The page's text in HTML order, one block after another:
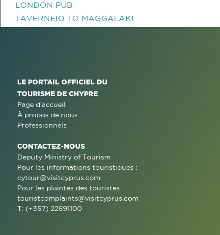
LONDON PUB
TAVERNEIO TO MAGGALAKI
LE PORTAIL OFFICIEL DU
TOURISME DE CHYPRE
Page d'accueil
À propos de nous
Professionnels
CONTACTEZ-NOUS
Deputy Ministry of Tourism
Pour les informations touristiques :
cytour@visitcyprus.com
Pour les plaintes des touristes :
touristcomplaints@visitcyprus.com
T: (+357) 22691100